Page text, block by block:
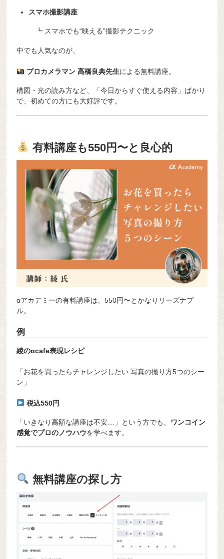
スマホ撮影講座
┗ スマホでも“映える”撮影テクニック
中でも人気なのが、
プロカメラマン 高橋良典先生による無料講座。
構図・光の読み方など、「今日からすぐ使える内容」ばかり
で、初めての方にも大好評です。
有料講座も550円〜と良心的
αアカデミーの有料講座は、550円〜とかなりリーズナブ
ル。
例
綾のαcafe表現レシピ
「お花を買ったらチャレンジしたい 写真の撮り方5つのシー
ン」
税込550円
「いきなり高額な講座は不安…」という方でも、 ワンコイン
感覚でプロのノウハウを学べます。
無料講座の探し方